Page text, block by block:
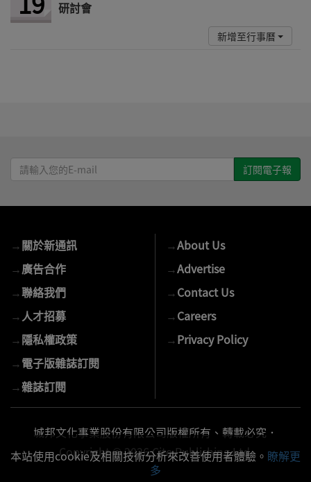
研討會
新增至行事曆
請
輸
E-
mail
→關於新通訊
→廣告合作
→聯絡我們
→ 人才招募
→隱私權政策
→電子版雜誌訂閱
→雜誌訂閱
→About Us
→Advertise
→Contact Us
→Careers
→Privacy Policy
城邦文化事業股份有限公司版權所有、轉載必究．
Copyright © 2026 Cite Publishing Ltd.
本站使用cookie及相關技術分析來改善使用者體驗。 瞭解更
多